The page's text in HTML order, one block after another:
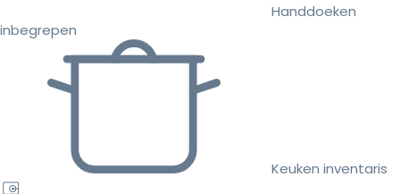
Handdoeken
inbegrepen
Keuken inventaris